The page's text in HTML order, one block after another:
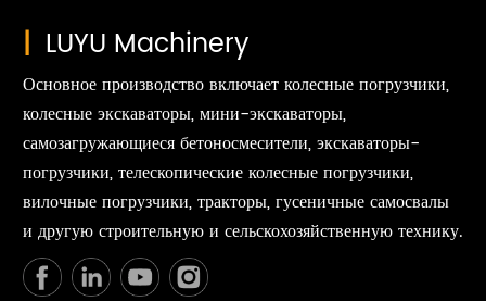
| LUYU Machinery
Основное производство включает колесные погрузчики,
колесные экскаваторы, мини-экскаваторы,
самозагружающиеся бетоносмесители, экскаваторы-
погрузчики, телескопические колесные погрузчики,
вилочные погрузчики, тракторы, гусеничные самосвалы
и другую строительную и сельскохозяйственную технику.